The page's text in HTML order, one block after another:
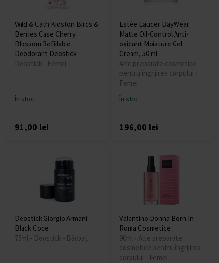
Wild & Cath Kidston Birds &
Berries Case Cherry
Blossom Refillable
Deodorant Deostick
Deostick - Femei
În stoc
91,00 lei
Estée Lauder DayWear
Matte Oil-Control Anti-
oxidant Moisture Gel
Cream, 50 ml
Alte preparate cosmetice
pentru îngrijirea corpului -
Femei
În stoc
196,00 lei
Deostick Giorgio Armani
Black Code
75ml - Deostick - Bărbați
Valentino Donna Born In
Roma Cosmetice
90ml - Alte preparate
cosmetice pentru îngrijirea
corpului - Femei